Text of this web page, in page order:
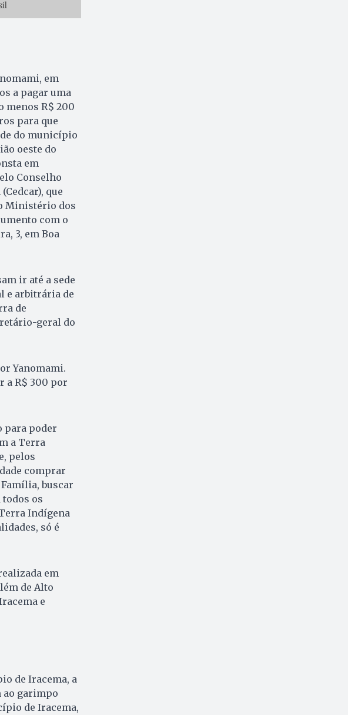
em
a pagar uma
menos R$ 200
para que
do município
oeste do
em
Conselho
que
Ministério dos
com o
3, em Boa
ir até a sede
e arbitrária de
de
geral do
Yanomami.
a R$ 300 por
para poder
a Terra
pelos
comprar
buscar
os
Indígena
só é
em
de Alto
e
de Iracema, a
ao garimpo
de Iracema,